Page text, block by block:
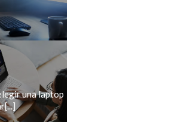
una laptop